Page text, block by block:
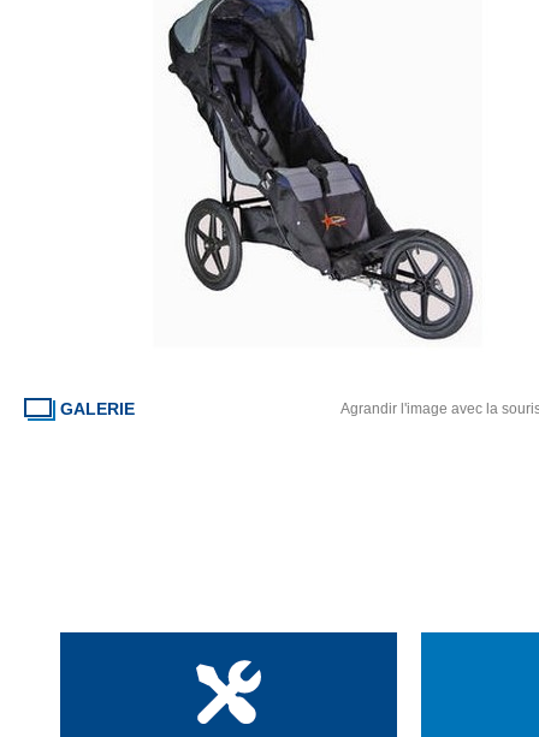
GALERIE Agrandir l'image avec la